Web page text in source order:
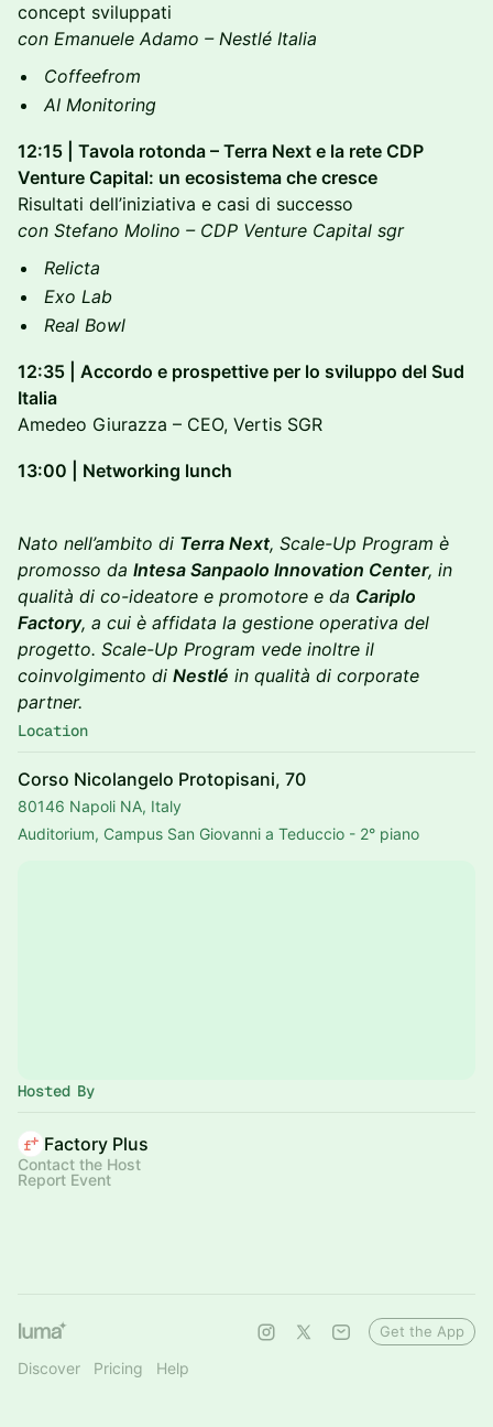
concept sviluppati
con Emanuele Adamo – Nestlé Italia
Coffeefrom
AI Monitoring
12:15 | Tavola rotonda – Terra Next e la rete CDP
Venture Capital: un ecosistema che cresce
Risultati dell’iniziativa e casi di successo
con Stefano Molino – CDP Venture Capital sgr
Relicta
Exo Lab
Real Bowl
12:35 | Accordo e prospettive per lo sviluppo del Sud
Italia
Amedeo Giurazza – CEO, Vertis SGR
13:00 | Networking lunch
Nato nell’ambito di Terra Next, Scale-Up Program è
promosso da Intesa Sanpaolo Innovation Center, in
qualità di co-ideatore e promotore e da Cariplo
Factory, a cui è affidata la gestione operativa del
progetto. Scale-Up Program vede inoltre il
coinvolgimento di Nestlé in qualità di corporate
partner.
Location
Corso Nicolangelo Protopisani, 70
80146 Napoli NA, Italy
Auditorium, Campus San Giovanni a Teduccio - 2° piano
Hosted By
Factory Plus
Contact the Host
Report Event
Discover Pricing Help
Get the App